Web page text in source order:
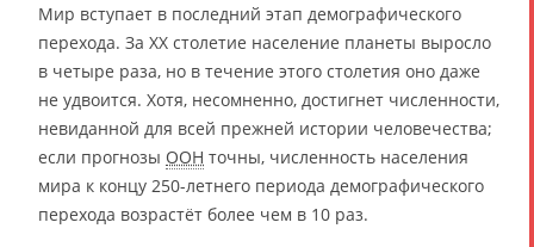
Мир вступает в последний этап демографического
перехода. За XX столетие население планеты выросло
в четыре раза, но в течение этого столетия оно даже
не удвоится. Хотя, несомненно, достигнет численности,
невиданной для всей прежней истории человечества;
если прогнозы ООН точны, численность населения
мира к концу 250-летнего периода демографического
перехода возрастёт более чем в 10 раз.